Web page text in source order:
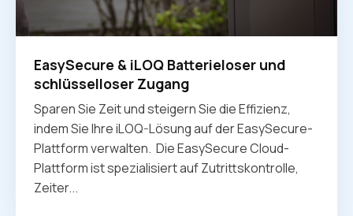
EasySecure & iLOQ Batterieloser und
schlüsselloser Zugang
Sparen Sie Zeit und steigern Sie die Effizienz,
indem Sie Ihre iLOQ-Lösung auf der EasySecure-
Plattform verwalten. ‍ Die EasySecure Cloud-
Plattform ist spezialisiert auf Zutrittskontrolle,
Zeiter...